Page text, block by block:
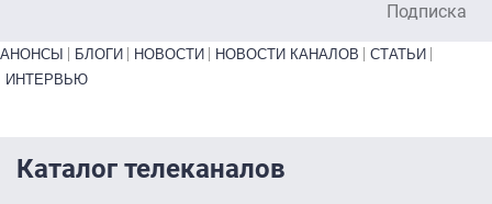
Подписка
Primary links bottom
АНОНСЫ БЛОГИ НОВОСТИ НОВОСТИ КАНАЛОВ
СТАТЬИ
ИНТЕРВЬЮ
Каталог телеканалов